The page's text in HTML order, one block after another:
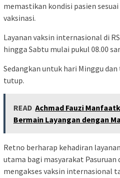
memastikan kondisi pasien
vaksinasi.
Layanan vaksin internasional di
hingga Sabtu mulai pukul 08.00
Sedangkan untuk hari Minggu
tutup.
READ Achmad Fauzi
Bermain Layangan dengan
Retno berharap kehadiran
utama bagi masyarakat Pasuruan
mengakses vaksin internasional